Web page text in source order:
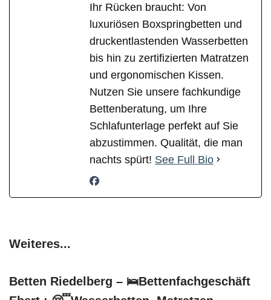
Ihr Rücken braucht: Von
luxuriösen Boxspringbetten und
druckentlastenden Wasserbetten
bis hin zu zertifizierten Matratzen
und ergonomischen Kissen.
Nutzen Sie unsere fachkundige
Bettenberatung, um Ihre
Schlafunterlage perfekt auf Sie
abzustimmen. Qualität, die man
nachts spürt! See Full Bio
Weiteres...
Betten Riedelberg – 🛌Bettenfachgeschäft